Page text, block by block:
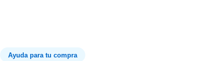
Ayuda para tu compra